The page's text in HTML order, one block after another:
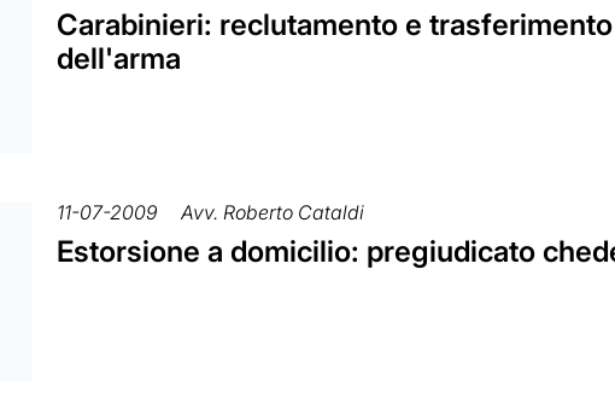
Carabinieri: reclutamento e
dell'arma
11-07-2009 Avv. Roberto Cataldi
Estorsione a domicilio: pregiudicato